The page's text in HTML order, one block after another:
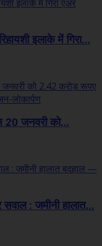
इलाके में गिरा...
20 जनवरी को...
: जमीनी हालात...